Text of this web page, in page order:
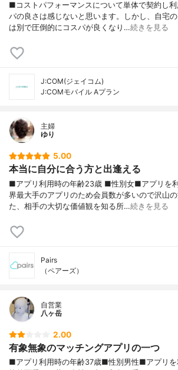
■コストパフォーマンスについて単体で契約し
パの良さは感じないと思います。しかし、自宅
は別で圧倒的にコスパが良くなり…続きを見る
J:COM(ジェイコム)
J:COMモバイル Aプラン
主婦
ゆり
5.00
本当に自分に合う方と出逢える
■アプリ利用時の年齢23歳 ■性別女■アプリを
界最大手のアプリのため会員数が多いので沢山
た、相手の大切な価値観を知る所…続きを見る
Pairs
（ペアーズ）
自営業
八ヶ岳
2.00
有象無象のマッチングアプリの一つ
■アプリ利用時の年齢37歳■性別男性■アプリを